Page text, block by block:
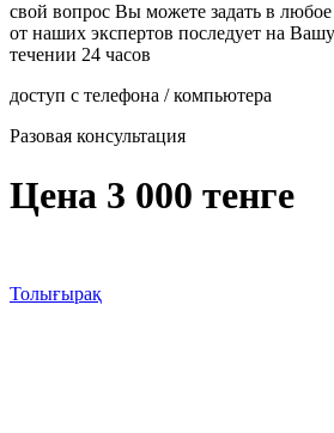
свой вопрос Вы можете задать в
от наших экспертов последует на
течении 24 часов
доступ с телефона / компьютера
Разовая консультация
Цена 3 000 тенге
Толығырақ